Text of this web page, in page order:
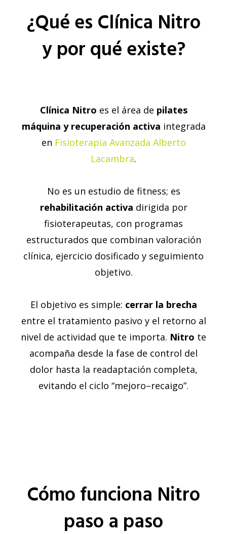
¿Qué es Clínica Nitro
y por qué existe?
Clínica Nitro es el área de pilates
máquina y recuperación activa integrada
en Fisioterapia Avanzada Alberto
Lacambra.
No es un estudio de fitness; es
rehabilitación activa dirigida por
fisioterapeutas, con programas
estructurados que combinan valoración
clínica, ejercicio dosificado y seguimiento
objetivo.
El objetivo es simple: cerrar la brecha
entre el tratamiento pasivo y el retorno al
nivel de actividad que te importa. Nitro te
acompaña desde la fase de control del
dolor hasta la readaptación completa,
evitando el ciclo “mejoro–recaigo”.
Cómo funciona Nitro
paso a paso